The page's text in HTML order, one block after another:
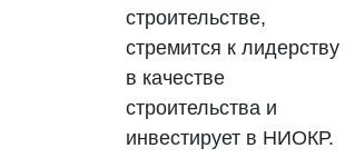
строительстве,
стремится к лидерству
в качестве
строительства и
инвестирует в НИОКР.